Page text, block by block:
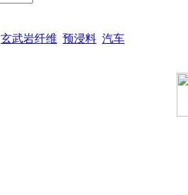
玄武岩纤维 预浸料 汽车